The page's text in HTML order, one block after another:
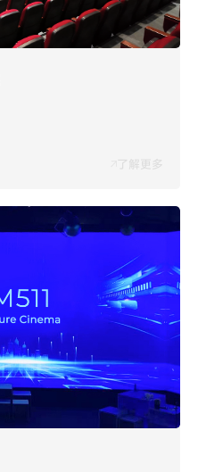
了解更多